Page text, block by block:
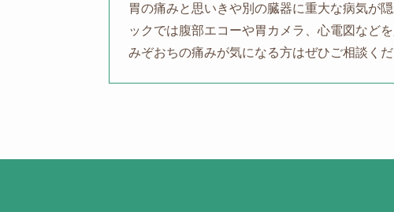
胃の痛みと思いきや別の臓器に重大な病気が
ックでは腹部エコーや胃カメラ、心電図など
みぞおちの痛みが気になる方はぜひご相談くだ